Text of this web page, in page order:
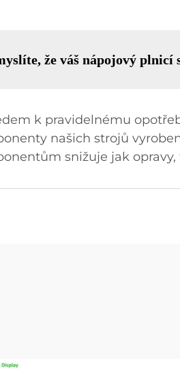
že váš nápojový
k pravidelnému
našich strojů
snižuje jak